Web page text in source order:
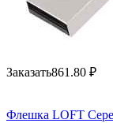
Заказать861.80 ₽
Флешка LOFT